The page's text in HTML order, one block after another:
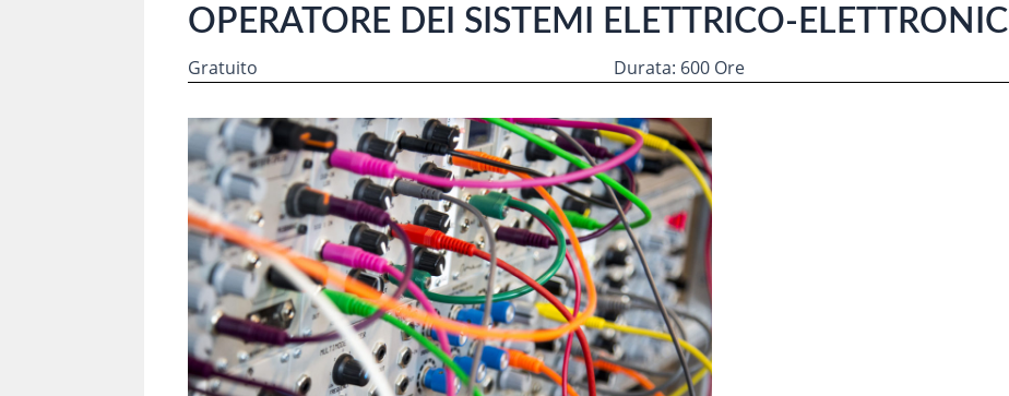
OPERATORE DEI SISTEMI ELETTRICO-ELETTRONICI
Gratuito Durata: 600 Ore